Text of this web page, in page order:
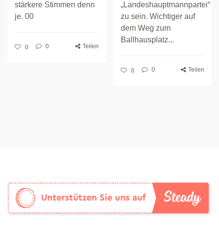
stärkere Stimmen denn
je. 00
0 0 Teilen
„Landeshauptmannpartei“
zu sein. Wichtiger auf
dem Weg zum
Ballhausplatz...
0 0 Teilen